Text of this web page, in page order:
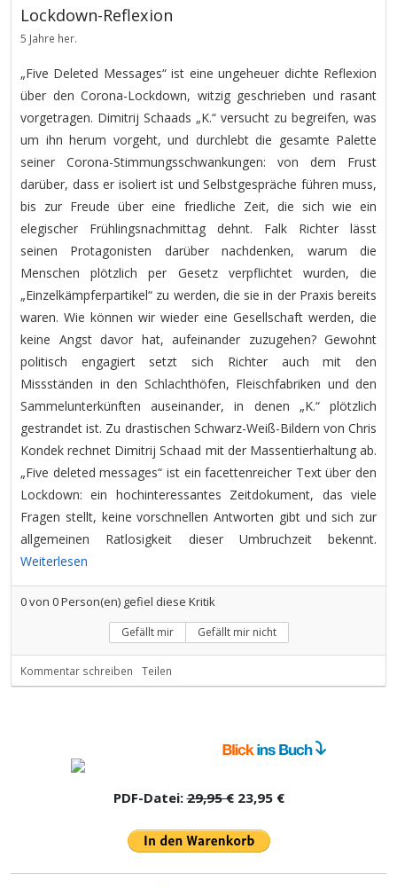
Lockdown-Reflexion
5 Jahre her.
„Five Deleted Messages“ ist eine ungeheuer dichte Reflexion
über den Corona-Lockdown, witzig geschrieben und rasant
vorgetragen. Dimitrij Schaads „K.“ versucht zu begreifen, was
um ihn herum vorgeht, und durchlebt die gesamte Palette
seiner Corona-Stimmungsschwankungen: von dem Frust
darüber, dass er isoliert ist und Selbstgespräche führen muss,
bis zur Freude über eine friedliche Zeit, die sich wie ein
elegischer Frühlingsnachmittag dehnt. Falk Richter lässt
seinen Protagonisten darüber nachdenken, warum die
Menschen plötzlich per Gesetz verpflichtet wurden, die
„Einzelkämpferpartikel“ zu werden, die sie in der Praxis bereits
waren. Wie können wir wieder eine Gesellschaft werden, die
keine Angst davor hat, aufeinander zuzugehen? Gewohnt
politisch engagiert setzt sich Richter auch mit den
Missständen in den Schlachthöfen, Fleischfabriken und den
Sammelunterkünften auseinander, in denen „K.“ plötzlich
gestrandet ist. Zu drastischen Schwarz-Weiß-Bildern von Chris
Kondek rechnet Dimitrij Schaad mit der Massentierhaltung ab.
„Five deleted messages“ ist ein facettenreicher Text über den
Lockdown: ein hochinteressantes Zeitdokument, das viele
Fragen stellt, keine vorschnellen Antworten gibt und sich zur
allgemeinen Ratlosigkeit dieser Umbruchzeit bekennt.
Weiterlesen
0von 0Person(en) gefiel diese Kritik
Gefällt mir Gefällt mir nicht
Kommentar schreiben Teilen
PDF-Datei:29,95 €23,95 €